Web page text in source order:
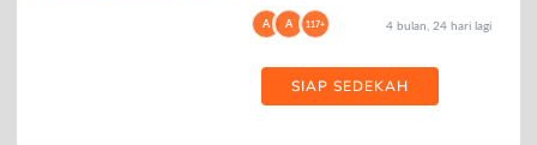
A A 117+ 4 bulan, 24 hari lagi
SIAP SEDEKAH